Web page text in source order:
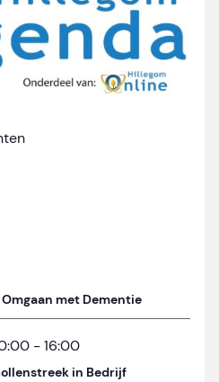
met Dementie
-16:00
in Bedrijf